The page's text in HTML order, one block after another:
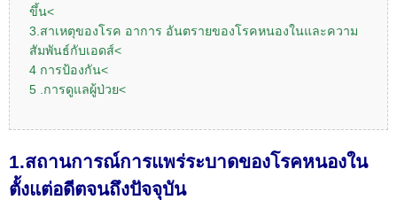
ขึ้น<
3.สาเหตุของโรค อาการ อันตรายของโรคหนองในและความ
สัมพันธ์กับเอดส์<
4 การป้องกัน<
5 .การดูแลผู้ป่วย<
1.สถานการณ์การแพร่ระบาดของโรคหนองใน
ตั้งแต่อดีตจนถึงปัจจุบัน